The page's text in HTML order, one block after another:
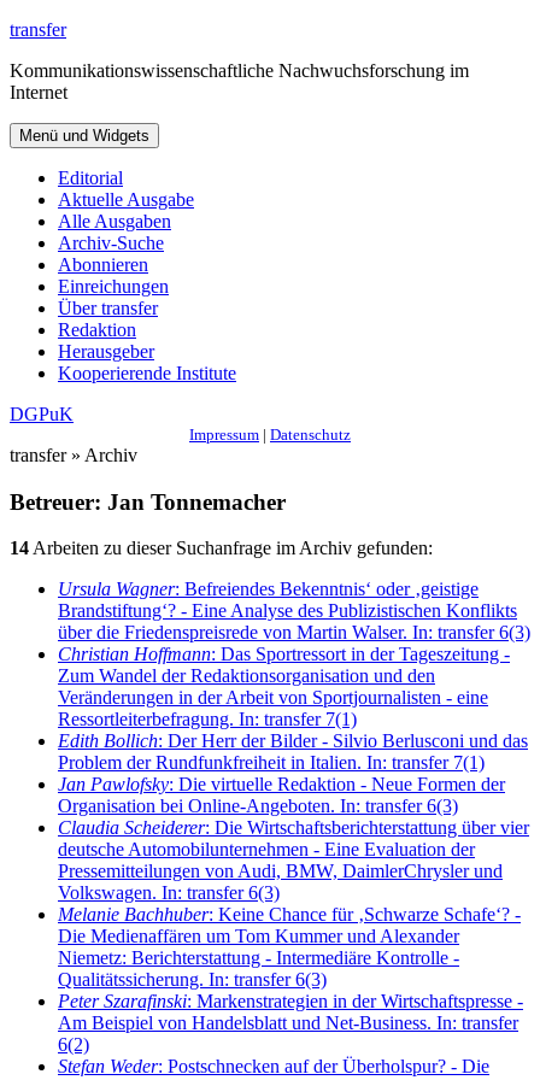
Zum
springen
transfer
Kommunikationswissenschaftliche Nachwuchsforschung im
Internet
Menü und Widgets
Editorial
Aktuelle Ausgabe
Alle Ausgaben
Archiv-Suche
Abonnieren
Einreichungen
Über transfer
Redaktion
Herausgeber
Kooperierende Institute
DGPuK
Impressum | Datenschutz
transfer » Archiv
Betreuer: Jan Tonnemacher
14Arbeiten zu dieser Suchanfrage im Archiv gefunden:
Ursula Wagner: Befreiendes Bekenntnis‘ oder ‚geistige
Brandstiftung‘? - Eine Analyse des Publizistischen Konflikts
über die Friedenspreisrede von Martin Walser. In: transfer 6(3)
Christian Hoffmann: Das Sportressort in der Tageszeitung -
Zum Wandel der Redaktionsorganisation und den
Veränderungen in der Arbeit von Sportjournalisten - eine
Ressortleiterbefragung. In: transfer 7(1)
Edith Bollich: Der Herr der Bilder - Silvio Berlusconi und das
Problem der Rundfunkfreiheit in Italien. In: transfer 7(1)
Jan Pawlofsky: Die virtuelle Redaktion - Neue Formen der
Organisation bei Online-Angeboten. In: transfer 6(3)
Claudia Scheiderer: Die Wirtschaftsberichterstattung über vier
deutsche Automobilunternehmen - Eine Evaluation der
Pressemitteilungen von Audi, BMW, DaimlerChrysler und
Volkswagen. In: transfer 6(3)
Melanie Bachhuber: Keine Chance für ‚Schwarze Schafe‘? -
Die Medienaffären um Tom Kummer und Alexander
Niemetz: Berichterstattung - Intermediäre Kontrolle -
Qualitätssicherung. In: transfer 6(3)
Peter Szarafinski: Markenstrategien in der Wirtschaftspresse -
Am Beispiel von Handelsblatt und Net-Business. In: transfer
6(2)
Stefan Weder: Postschnecken auf der Überholspur? - Die